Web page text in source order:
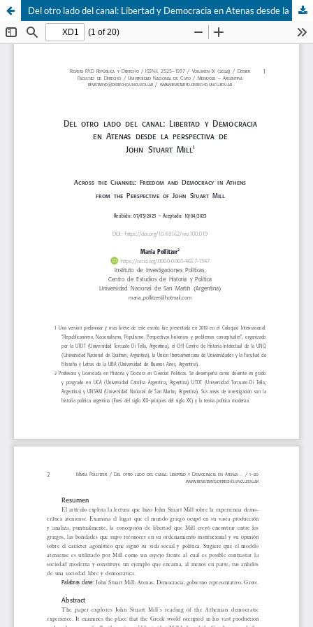
Del otro lado del canal: Libertad y Democracia en Atenas desde la perspectiva de John Stuart Mill